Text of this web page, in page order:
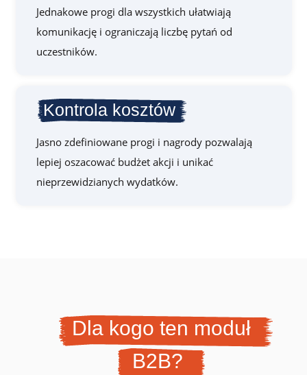
Jednakowe progi dla wszystkich ułatwiają
komunikację i ograniczają liczbę pytań od
uczestników.
Kontrola kosztów
Jasno zdefiniowane progi i nagrody pozwalają
lepiej oszacować budżet akcji i unikać
nieprzewidzianych wydatków.
Dla kogo ten moduł
B2B?